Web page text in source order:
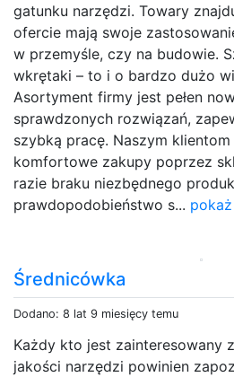
gatunku narzędzi. Towary
ofercie mają swoje
w przemyśle, czy na budowie.
wkrętaki – to i o bardzo dużo
Asortyment firmy jest pełen
sprawdzonych rozwiązań,
szybką pracę. Naszym
komfortowe zakupy poprzez
razie braku niezbędnego
prawdopodobieństwo s...
Średnicówka
Dodano: 8 lat 9 miesięcy temu
Każdy kto jest zainteresowany
jakości narzędzi powinien